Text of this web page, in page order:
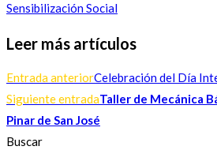
Sensibilización Social
Leer más artículos
Entrada anteriorCelebración del Día
Siguiente entradaTaller de Mecánica
Pinar de San José
Buscar